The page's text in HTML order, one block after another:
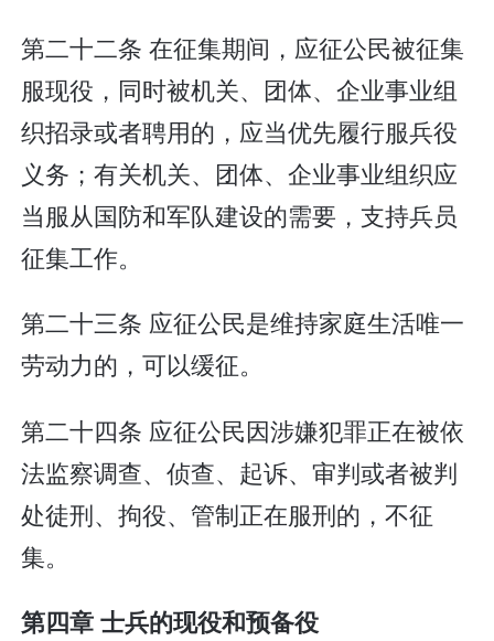
第二十二条 在征集期间，应征公民被征集
服现役，同时被机关、团体、企业事业组
织招录或者聘用的，应当优先履行服兵役
义务；有关机关、团体、企业事业组织应
当服从国防和军队建设的需要，支持兵员
征集工作。
第二十三条 应征公民是维持家庭生活唯一
劳动力的，可以缓征。
第二十四条 应征公民因涉嫌犯罪正在被依
法监察调查、侦查、起诉、审判或者被判
处徒刑、拘役、管制正在服刑的，不征
集。
第四章 士兵的现役和预备役